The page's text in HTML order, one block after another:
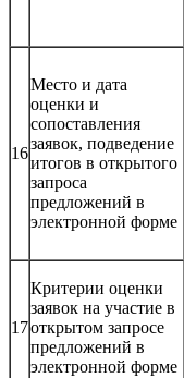
16
Место и дата
оценки и
сопоставления
заявок, подведение
итогов в открытого
запроса
предложений в
электронной форме
17
Критерии оценки
заявок на участие в
открытом запросе
предложений в
электронной форме